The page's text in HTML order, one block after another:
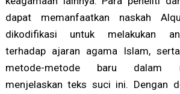
dapat memanfaatkan naskah
dikodifikasi untuk melakukan
terhadap ajaran agama Islam,
metode-metode baru dalam
menjelaskan teks suci ini. Dengan